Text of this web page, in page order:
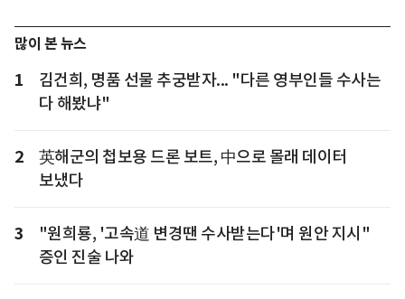
많이 본 뉴스
1
김건희, 명품 선물 추궁받자... "다른 영부인들 수사는
다 해봤냐"
2
英해군의 첩보용 드론 보트, 中으로 몰래 데이터
보냈다
3
"원희룡, '고속道 변경땐 수사받는다'며 원안 지시"
증인 진술 나와